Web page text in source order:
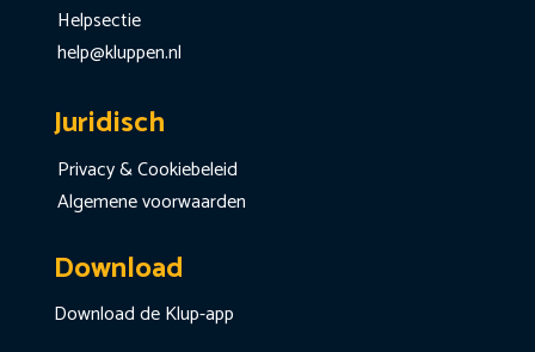
Helpsectie
help@kluppen.nl
Juridisch
Privacy & Cookiebeleid
Algemene voorwaarden
Download
Download de Klup-app